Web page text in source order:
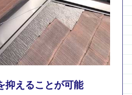
抑えることが可能